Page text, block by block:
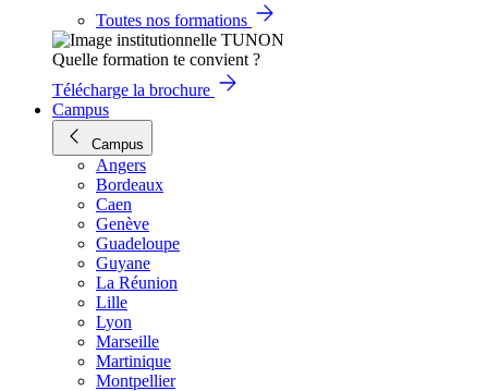
Toutes nos formations
Quelle formation te convient ?
Télécharge la brochure
Campus
Campus
Angers
Bordeaux
Caen
Genève
Guadeloupe
Guyane
La Réunion
Lille
Lyon
Marseille
Martinique
Montpellier